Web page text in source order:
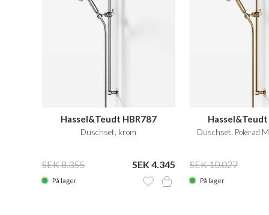
Hassel&Teudt HBR787
Duschset, krom
SEK 8.355 SEK 4.345
På lager
Hassel&Teudt
Duschset, Polerad
SEK 10.027
På lager